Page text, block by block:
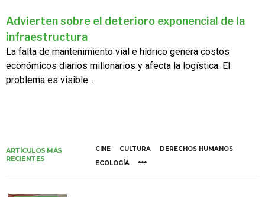
Advierten sobre el deterioro exponencial de la
infraestructura
La falta de mantenimiento vial e hídrico genera costos
económicos diarios millonarios y afecta la logística. El
problema es visible...
ARTÍCULOS MÁS
RECIENTES
CINE CULTURA
DERECHOS HUMANOS
ECOLOGÍA